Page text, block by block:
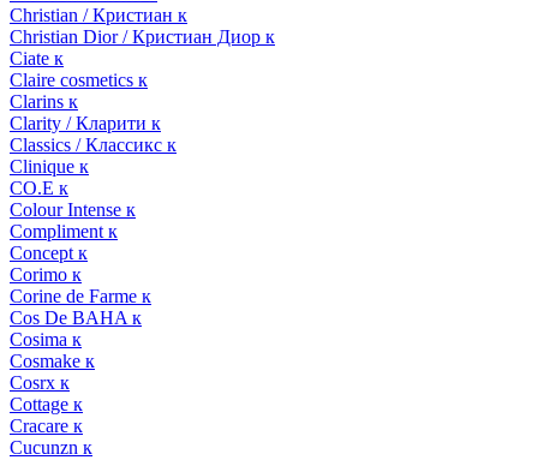
Christian / Кристиан к
Christian Dior / Кристиан Диор к
Ciate к
Claire cosmetics к
Clarins к
Clarity / Кларити к
Classics / Классикс к
Clinique к
CO.E к
Colour Intense к
Compliment к
Concept к
Corimo к
Corine de Farme к
Cos De BAHA к
Cosima к
Cosmake к
Cosrx к
Cottage к
Cracare к
Cucunzn к